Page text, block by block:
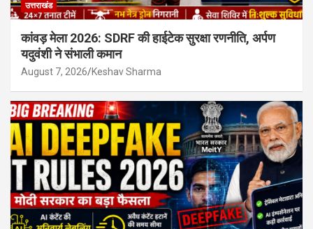
उत्तराखंड
कांवड़ मेला 2026: SDRF की हाईटेक सुरक्षा रणनीति, अर्पण
यदुवंशी ने संभाली कमान
August 7, 2026 Keshav Sharma